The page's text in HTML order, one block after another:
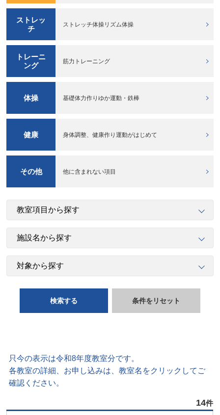
ストレッ
チ
ストレッチ体操リズム体操
トレーニ
ング
筋力トレーニング
体操 基礎体力作りゆか運動・鉄棒
健康 身体調整、健康作り運動がはじめて
その他 他に含まれない項目
検索する 条件をリセット
只今の表示は令和8年度教室分です。
各教室の詳細、お申し込みは、教室名をクリックしてご
確認ください。
14件